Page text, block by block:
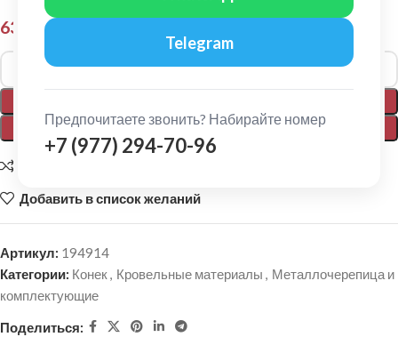
Telegram
Предпочитаете звонить? Набирайте номер
+7 (977) 294-70-96
639,00
ПОКУПКА В 1 КЛИК
Alternative:
Добавить в список желаний
Артикул: 194914
Категории: Конек, Кровельные материалы , Металлочерепица и
комплектующие
Поделиться: